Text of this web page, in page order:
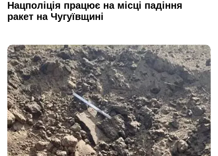
Нацполіція працює на місці падіння
ракет на Чугуївщині